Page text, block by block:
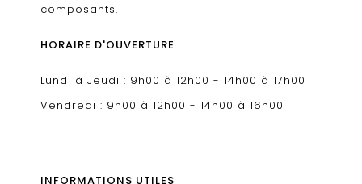
composants.
HORAIRE D'OUVERTURE
Lundi à Jeudi : 9h00 à 12h00 - 14h00 à 17h00
Vendredi : 9h00 à 12h00 - 14h00 à 16h00
INFORMATIONS UTILES